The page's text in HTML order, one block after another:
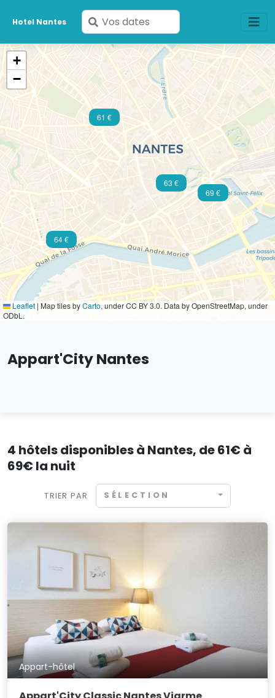
Hotel Nantes
Saisissez
vos
dates
61 €
69 €
64 €
63 €
+
−
Leaflet | Map tiles byCarto, under CC BY 3.0. Data by OpenStreetMap, under
ODbL.
Appart'City Nantes
4 hôtels disponibles à Nantes, de 61€ à
69€ la nuit
TRIER PAR SÉLECTION
Appart-hôtel